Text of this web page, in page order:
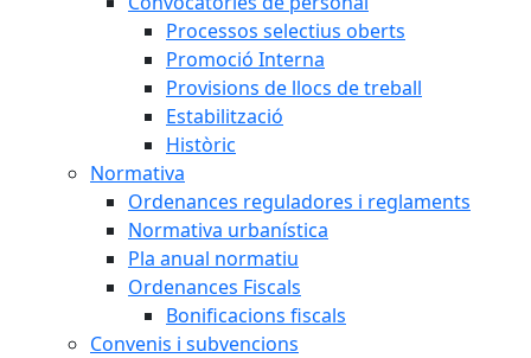
Processos selectius oberts
Promoció Interna
Provisions de llocs de treball
Estabilització
Històric
Normativa
Ordenances reguladores i reglaments
Normativa urbanística
Pla anual normatiu
Ordenances Fiscals
Bonificacions fiscals
Convenis i subvencions